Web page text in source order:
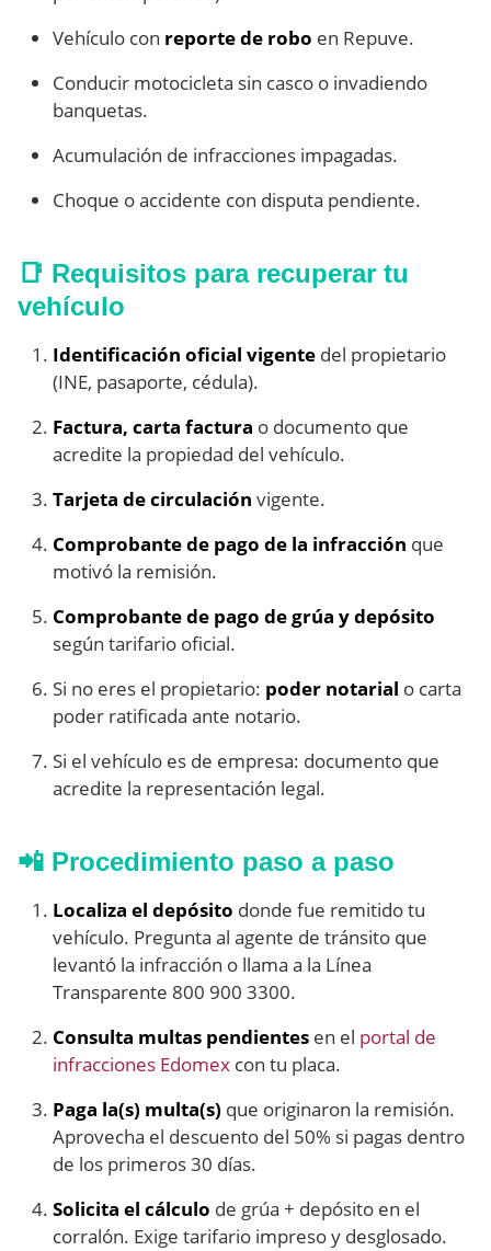
Vehículo con reporte de robo en Repuve.
Conducir motocicleta sin casco o invadiendo
banquetas.
Acumulación de infracciones impagadas.
Choque o accidente con disputa pendiente.
📑 Requisitos para recuperar tu
vehículo
Identificación oficial vigente del propietario
(INE, pasaporte, cédula).
Factura, carta factura o documento que
acredite la propiedad del vehículo.
Tarjeta de circulación vigente.
Comprobante de pago de la infracción que
motivó la remisión.
Comprobante de pago de grúa y depósito
según tarifario oficial.
Si no eres el propietario: poder notarial o carta
poder ratificada ante notario.
Si el vehículo es de empresa: documento que
acredite la representación legal.
📲 Procedimiento paso a paso
Localiza el depósito donde fue remitido tu
vehículo. Pregunta al agente de tránsito que
levantó la infracción o llama a la Línea
Transparente 800 900 3300.
Consulta multas pendientes en el portal de
infracciones Edomex con tu placa.
Paga la(s) multa(s) que originaron la remisión.
Aprovecha el descuento del 50% si pagas dentro
de los primeros 30 días.
Solicita el cálculo de grúa + depósito en el
corralón. Exige tarifario impreso y desglosado.